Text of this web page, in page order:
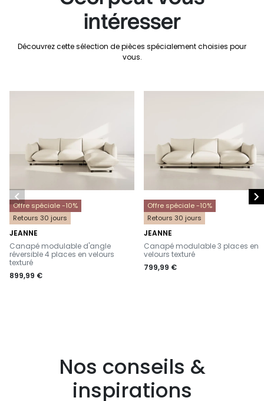
intéresser
Découvrez cette sélection de pièces spécialement choisies pour
vous.
Offre spéciale -10%
Retours 30 jours
JEANNE
-
Canapé modulable d'angle
réversible 4 places en velours
texturé
899,99 €
Offre spéciale -10%
Retours 30 jours
JEANNE
-
Canapé modulable 3 places en
velours texturé
799,99 €
 
Nos conseils &
inspirations